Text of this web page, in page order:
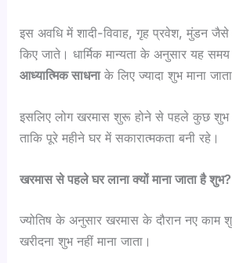
इस अवधि में शादी-विवाह, गृह प्रवेश, मुंडन जैसे
किए जाते। धार्मिक मान्यता के अनुसार यह
आध्यात्मिक साधनाके लिए ज्यादा शुभ माना
इसलिए लोग खरमास शुरू होने से पहले कुछ शुभ
ताकि पूरे महीने घर में सकारात्मकता बनी रहे।
खरमास से पहले घर लाना क्यों माना जाता है शुभ?
ज्योतिष के अनुसार खरमास के दौरान नए काम
खरीदना शुभ नहीं माना जाता।